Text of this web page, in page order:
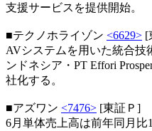
支援サービスを提供開始。
■テクノホライゾン <6629> [
AVシステムを用いた統合技
ンドネシア・PT Effori
社化する。
■アズワン <7476> [東証Ｐ]
6月単体売上高は前年同月比